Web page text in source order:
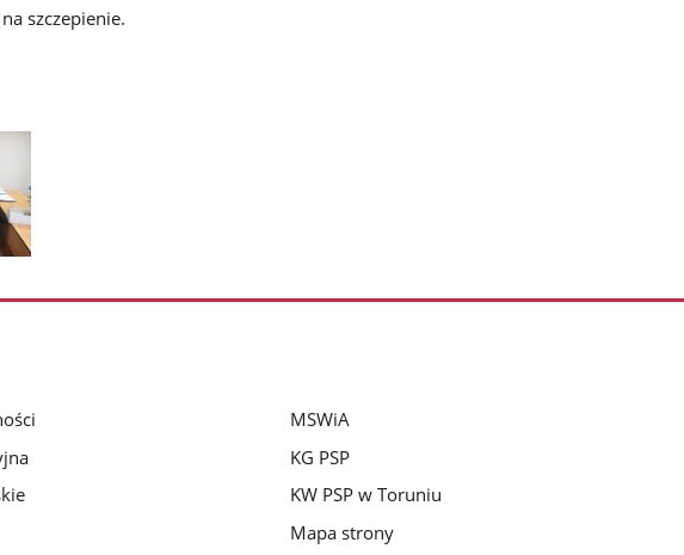
szczepienie.
MSWiA
KG PSP
KW PSP w Toruniu
Mapa strony